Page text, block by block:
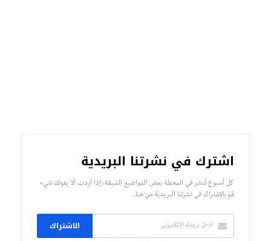
اشترك في نشرتنا البريدية
كل أسبوع تُنشر في المحطة بعض المواضيع الشيقة، إذا أردت ألا يفوتك شيء
قم بالإشتراك في نشرتنا البريدية من هنا.
الاشتراك